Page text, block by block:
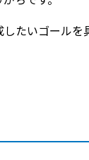
たいゴール